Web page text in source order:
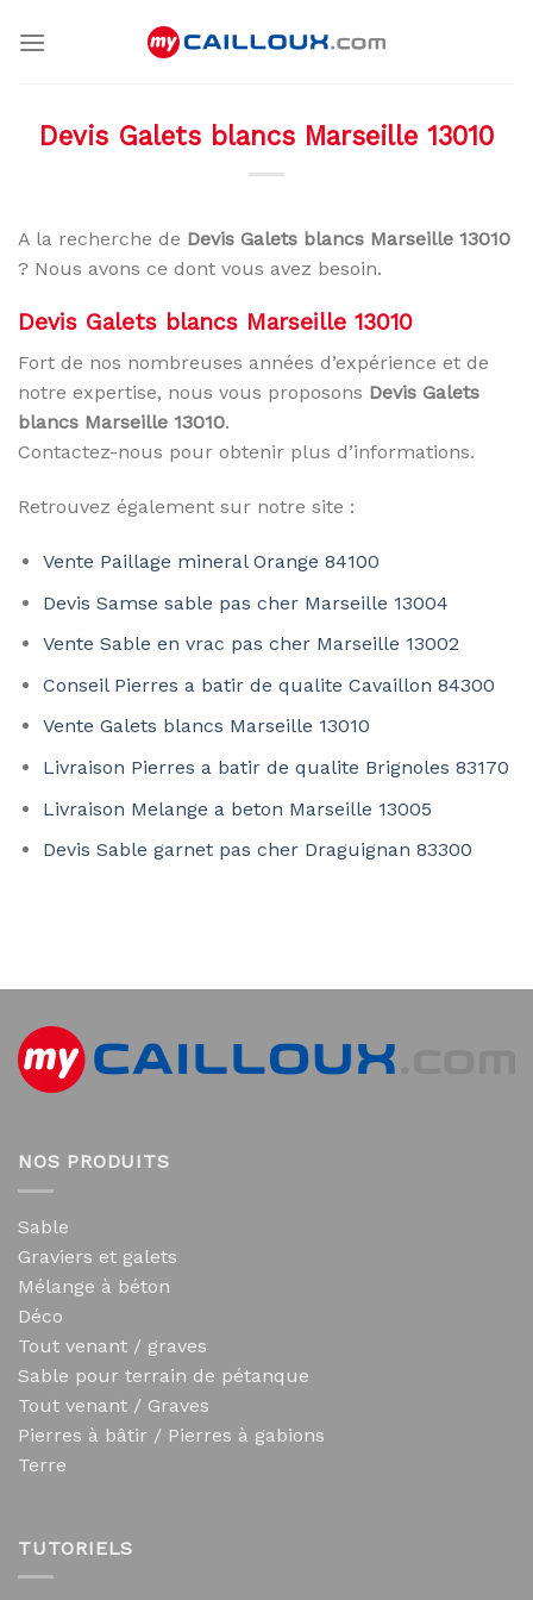
Devis Galets blancs Marseille 13010
A la recherche de Devis Galets blancs Marseille 13010
? Nous avons ce dont vous avez besoin.
Devis Galets blancs Marseille 13010
Fort de nos nombreuses années d’expérience et de
notre expertise, nous vous proposons Devis Galets
blancs Marseille 13010.
Contactez-nous pour obtenir plus d’informations.
Retrouvez également sur notre site :
Vente Paillage mineral Orange 84100
Devis Samse sable pas cher Marseille 13004
Vente Sable en vrac pas cher Marseille 13002
Conseil Pierres a batir de qualite Cavaillon 84300
Vente Galets blancs Marseille 13010
Livraison Pierres a batir de qualite Brignoles 83170
Livraison Melange a beton Marseille 13005
Devis Sable garnet pas cher Draguignan 83300
NOS PRODUITS
Sable
Graviers et galets
Mélange à béton
Déco
Tout venant / graves
Sable pour terrain de pétanque
Tout venant / Graves
Pierres à bâtir / Pierres à gabions
Terre
TUTORIELS